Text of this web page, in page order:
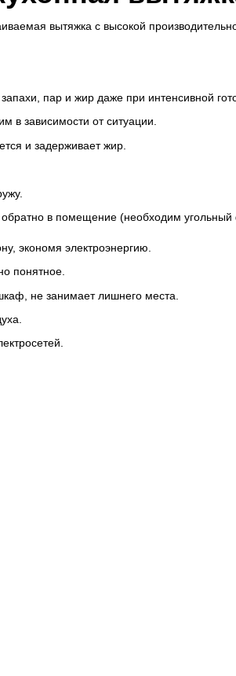
вытяжка с высокой
пар и жир даже при интенсивной
в зависимости от ситуации.
и задерживает жир.
в помещение (необходим угольный
экономя электроэнергию.
понятное.
не занимает лишнего места.